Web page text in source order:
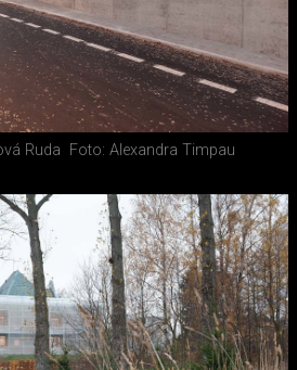
Ruda Foto: Alexandra Timpau